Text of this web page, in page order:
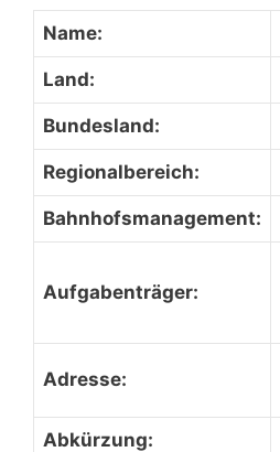
Name:
Land:
Bundesland:
Regionalbereich:
Bahnhofsmanagement:
Aufgabenträger:
Adresse:
Abkürzung: